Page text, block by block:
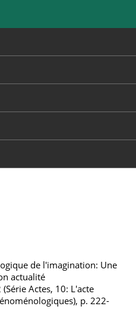
de l'imagination: Une
actualité
Actes, 10: L'acte
p. 222-